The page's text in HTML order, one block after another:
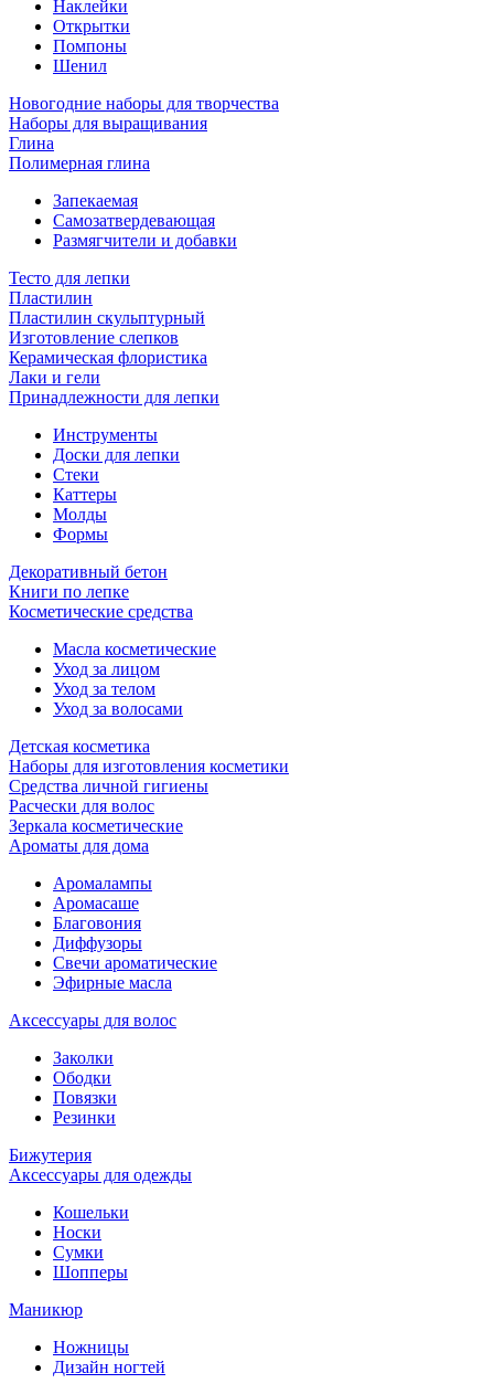
Наклейки
Открытки
Помпоны
Шенил
Новогодние наборы для творчества
Наборы для выращивания
Глина
Полимерная глина
Запекаемая
Самозатвердевающая
Размягчители и добавки
Тесто для лепки
Пластилин
Пластилин скульптурный
Изготовление слепков
Керамическая флористика
Лаки и гели
Принадлежности для лепки
Инструменты
Доски для лепки
Стеки
Каттеры
Молды
Формы
Декоративный бетон
Книги по лепке
Косметические средства
Масла косметические
Уход за лицом
Уход за телом
Уход за волосами
Детская косметика
Наборы для изготовления косметики
Средства личной гигиены
Расчески для волос
Зеркала косметические
Ароматы для дома
Аромалампы
Аромасаше
Благовония
Диффузоры
Свечи ароматические
Эфирные масла
Аксессуары для волос
Заколки
Ободки
Повязки
Резинки
Бижутерия
Аксессуары для одежды
Кошельки
Носки
Сумки
Шопперы
Маникюр
Ножницы
Дизайн ногтей